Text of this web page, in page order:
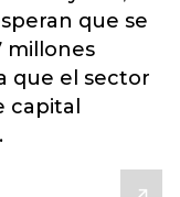
que se
millones
que el sector
capital